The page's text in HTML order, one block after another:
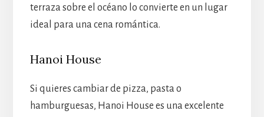
terraza sobre el océano lo convierte en un lugar
ideal para una cena romántica.
Hanoi House
Si quieres cambiar de pizza, pasta o
hamburguesas, Hanoi House es una excelente